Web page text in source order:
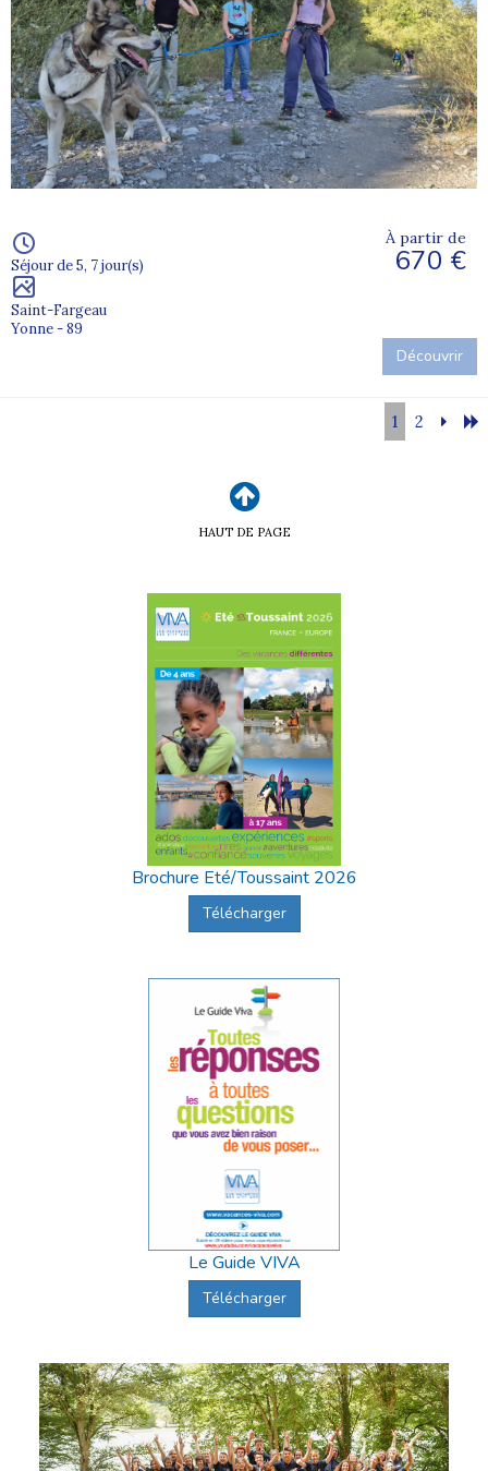
Séjour de 5, 7 jour(s)
Saint-Fargeau
Yonne - 89
À partir de
670 €
Découvrir
1 2
HAUT DE PAGE
Brochure Eté/Toussaint 2026
Télécharger
Le Guide VIVA
Télécharger